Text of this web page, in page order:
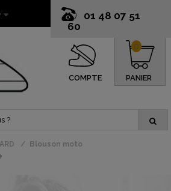
01 48 07 51
60
COMPTE PANIER
0
Blouson moto